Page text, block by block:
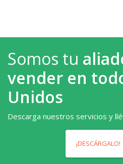
Somos tu
vender en
Unidos
Descarga nuestros servicios y
¡DESCÁRGALO!